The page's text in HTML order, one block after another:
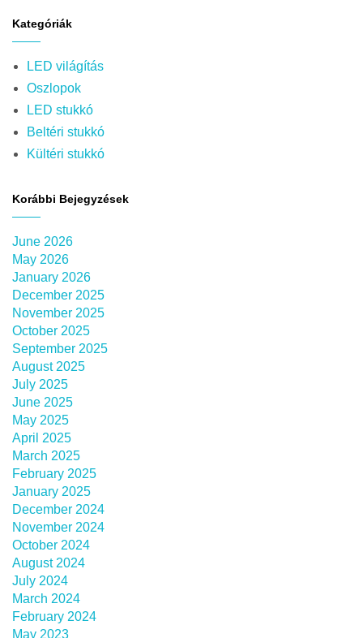
Kategóriák
LED világítás
Oszlopok
LED stukkó
Beltéri stukkó
Kültéri stukkó
Korábbi Bejegyzések
June 2026
May 2026
January 2026
December 2025
November 2025
October 2025
September 2025
August 2025
July 2025
June 2025
May 2025
April 2025
March 2025
February 2025
January 2025
December 2024
November 2024
October 2024
August 2024
July 2024
March 2024
February 2024
May 2023